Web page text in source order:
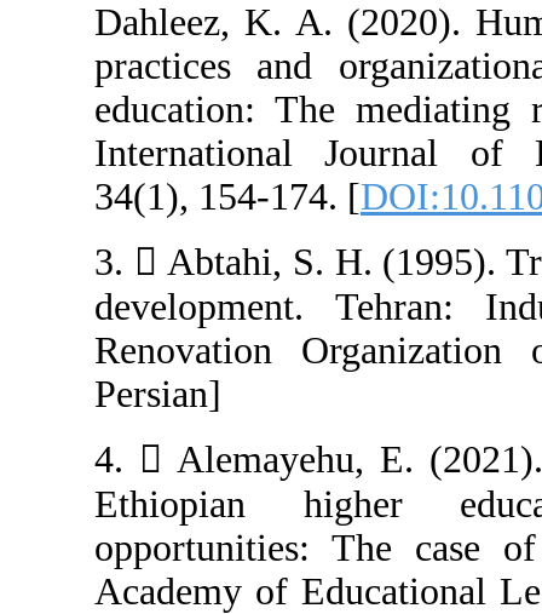
Dahleez, K. A.
practices and
education:
International
34(1), 154-174.
3.  Abtahi, S.
development.
Renovation
4. 
Ethiopian
opportunities:
Academy of